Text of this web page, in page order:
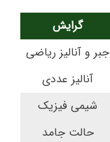
گرایش
جبر و آنالیز ریاضی
آنالیز عددی
شیمی فیزیک
حالت جامد